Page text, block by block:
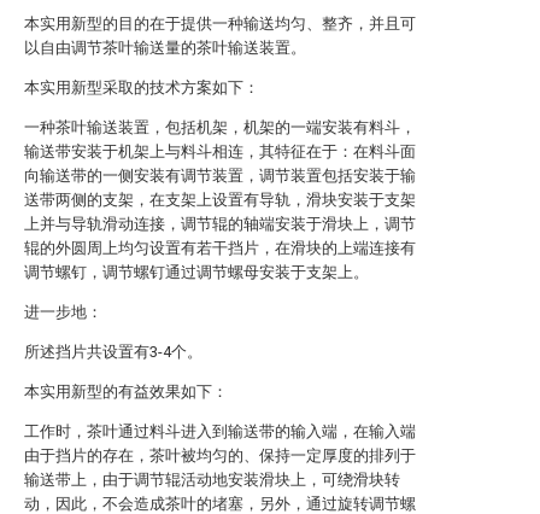
本实用新型的目的在于提供一种输送均匀、整齐，并且可
以自由调节茶叶输送量的茶叶输送装置。
本实用新型采取的技术方案如下：
一种茶叶输送装置，包括机架，机架的一端安装有料斗，
输送带安装于机架上与料斗相连，其特征在于：在料斗面
向输送带的一侧安装有调节装置，调节装置包括安装于输
送带两侧的支架，在支架上设置有导轨，滑块安装于支架
上并与导轨滑动连接，调节辊的轴端安装于滑块上，调节
辊的外圆周上均匀设置有若干挡片，在滑块的上端连接有
调节螺钉，调节螺钉通过调节螺母安装于支架上。
进一步地：
所述挡片共设置有3-4个。
本实用新型的有益效果如下：
工作时，茶叶通过料斗进入到输送带的输入端，在输入端
由于挡片的存在，茶叶被均匀的、保持一定厚度的排列于
输送带上，由于调节辊活动地安装滑块上，可绕滑块转
动，因此，不会造成茶叶的堵塞，另外，通过旋转调节螺